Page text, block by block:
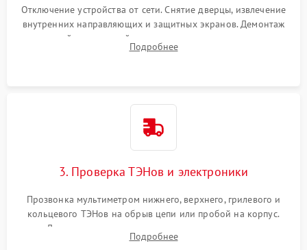
Отключение устройства от сети. Снятие дверцы, извлечение
внутренних направляющих и защитных экранов. Демонтаж
задней или верхней панели для прямого доступа к
нагревательным элементам, плате и вентиляторам.
Подробнее
3. Проверка ТЭНов и электроники
Прозвонка мультиметром нижнего, верхнего, грилевого и
кольцевого ТЭНов на обрыв цепи или пробой на корпус.
Диагностика термостата, датчиков температуры,
переключателя режимов и мотора конвекции.
Подробнее